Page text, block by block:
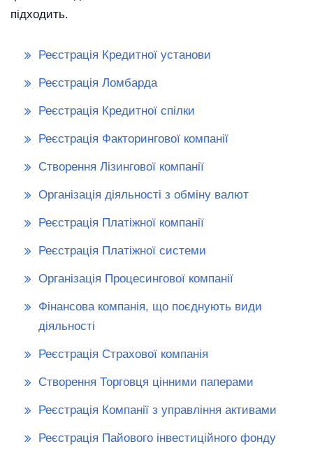
підходить.
Реєстрація Кредитної установи
Реєстрація Ломбарда
Реєстрація Кредитної спілки
Реєстрація Факторингової компанії
Створення Лізингової компанії
Організація діяльності з обміну валют
Реєстрація Платіжної компанії
Реєстрація Платіжної системи
Організація Процесингової компанії
Фінансова компанія, що поєднують види
діяльності
Реєстрація Страхової компанія
Створення Торговця цінними паперами
Реєстрація Компанії з управління активами
Реєстрація Пайового інвестиційного фонду